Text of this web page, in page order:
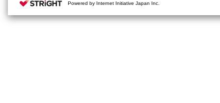
Powered by Internet Initiative Japan Inc.